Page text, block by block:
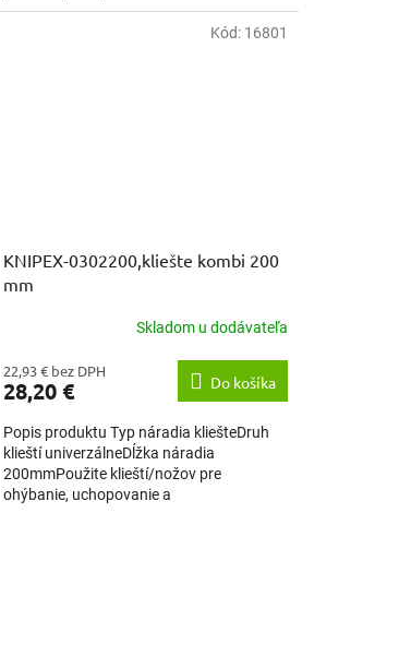
materiálu kruhového prierezu...
KNIPEX-0302200,kliešte kombi 200
mm
Skladom u dodávateľa
22,93 € bez DPH
28,20 € Do košíka
Popis produktu Typ náradia kliešteDruh
klieští univerzálneDĺžka náradia
200mmPoužite klieští/nožov pre
ohýbanie, uchopovanie a
Kód: 16801